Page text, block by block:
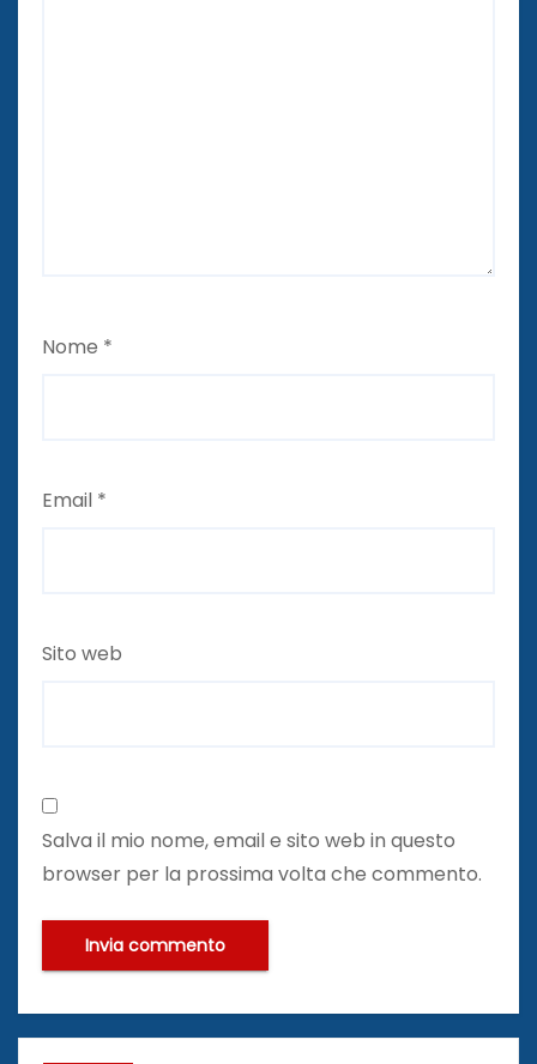
Nome *
Email *
Sito web
Salva il mio nome, email e sito web in questo
browser per la prossima volta che commento.